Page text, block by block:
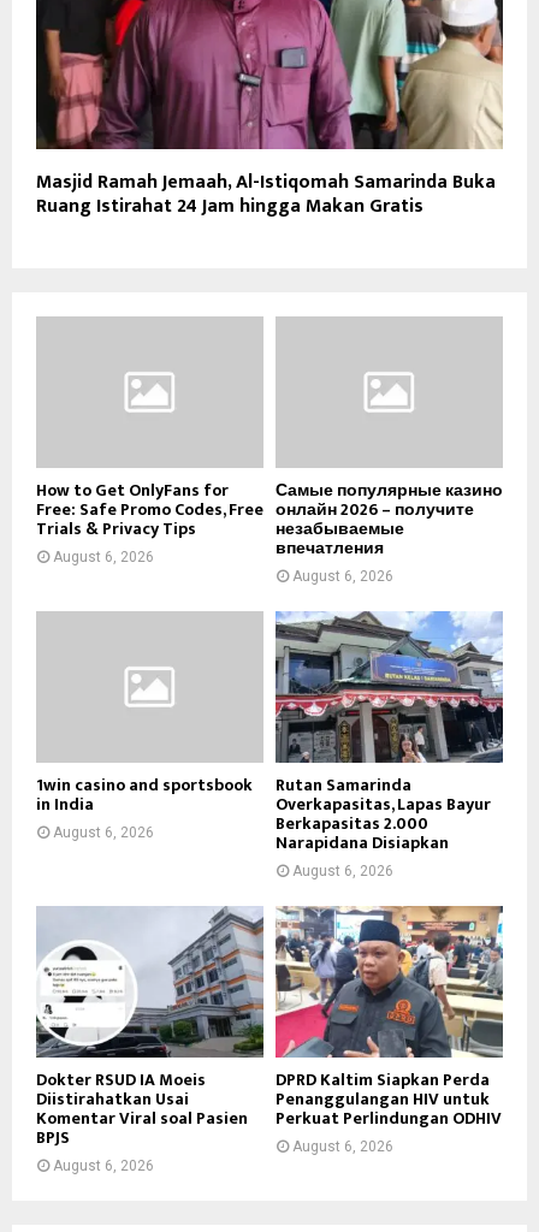
Masjid Ramah Jemaah, Al-Istiqomah Samarinda Buka
Ruang Istirahat 24 Jam hingga Makan Gratis
How to Get OnlyFans for
Free: Safe Promo Codes, Free
Trials & Privacy Tips
August 6, 2026
Самые популярные казино
онлайн 2026 – получите
незабываемые
впечатления
August 6, 2026
1win casino and sportsbook
in India
August 6, 2026
Rutan Samarinda
Overkapasitas, Lapas Bayur
Berkapasitas 2.000
Narapidana Disiapkan
August 6, 2026
Dokter RSUD IA Moeis
Diistirahatkan Usai
Komentar Viral soal Pasien
BPJS
August 6, 2026
DPRD Kaltim Siapkan Perda
Penanggulangan HIV untuk
Perkuat Perlindungan ODHIV
August 6, 2026